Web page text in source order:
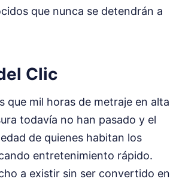
que nunca se detendrán a
Clic
que mil horas de metraje en alta
todavía no han pasado y el
de quienes habitan los
entretenimiento rápido.
a existir sin ser convertido en